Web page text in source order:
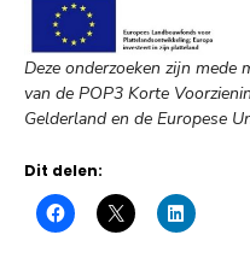
Deze onderzoeken zijn mede
van de POP3 Korte
Gelderland en de Europese
Dit delen: